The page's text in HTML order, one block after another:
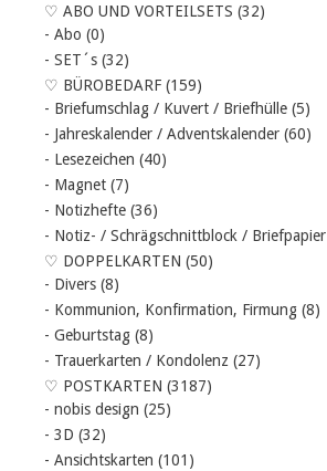
♡ ABO UND VORTEILSETS (32)
- Abo (0)
- SET´s (32)
♡ BÜROBEDARF (159)
- Briefumschlag / Kuvert / Briefhülle (5)
- Jahreskalender / Adventskalender (60)
- Lesezeichen (40)
- Magnet (7)
- Notizhefte (36)
- Notiz- / Schrägschnittblock / Briefpapier
♡ DOPPELKARTEN (50)
- Divers (8)
- Kommunion, Konfirmation, Firmung (8)
- Geburtstag (8)
- Trauerkarten / Kondolenz (27)
♡ POSTKARTEN (3187)
- nobis design (25)
- 3D (32)
- Ansichtskarten (101)